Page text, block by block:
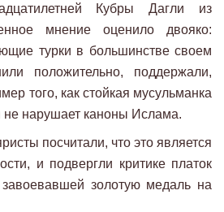
Кубры Дагли из
мнение оценило двояко:
турки в большинстве своем
положительно, поддержали,
того, как стойкая мусульманка
не нарушает каноны Ислама.
посчитали, что это является
и подвергли критике платок
золотую медаль на